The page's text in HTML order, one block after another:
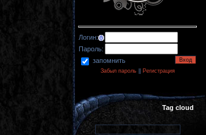
Логин:
Пароль:
запомнить
Забыл пароль|| Регистрация
Tag cloud